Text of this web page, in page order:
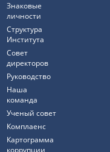
Знаковые
личности
Структура
Института
Совет
директоров
Руководство
Наша
команда
Ученый совет
Комплаенс
Картограмма
коррупции